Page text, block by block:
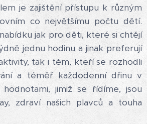
je zajištění přístupu k různým
co největšímu počtu dětí.
jak pro děti, které si chtějí
jednu hodinu a jinak preferují
tak i těm, kteří se rozhodli
a téměř každodenní dřinu v
hodnotami, jimiž se řídíme, jsou
zdraví našich plavců a touha